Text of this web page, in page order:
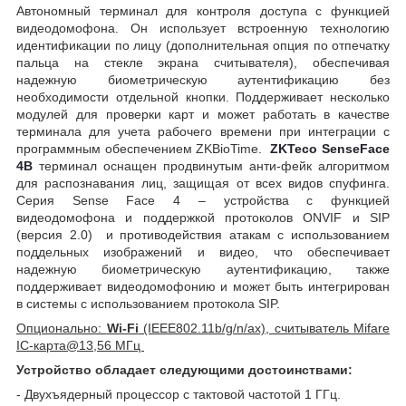
Автономный терминал для контроля доступа с функцией
видеодомофона. Он использует встроенную технологию
идентификации по лицу (дополнительная опция по отпечатку
пальца на стекле экрана считывателя), обеспечивая
надежную биометрическую аутентификацию без
необходимости отдельной кнопки. Поддерживает несколько
модулей для проверки карт и может работать в качестве
терминала для учета рабочего времени при интеграции с
программным обеспечением ZKBioTime.ZKTeco SenseFace
4B терминал оснащен продвинутым анти-фейк алгоритмом
для распознавания лиц, защищая от всех видов спуфинга.
Серия Sense Face 4 – устройства с функцией
видеодомофона и поддержкой протоколов ONVIF и SIP
(версия 2.0) и противодействия атакам с использованием
поддельных изображений и видео, что обеспечивает
надежную биометрическую аутентификацию, также
поддерживает видеодомофонию и может быть интегрирован
в системы с использованием протокола SIP.
Опционально: Wi-Fi (IEEE802.11b/g/n/ax), считыватель Mifare
IC-карта@13,56 МГц
Устройство обладает следующими достоинствами:
- Двухъядерный процессор с тактовой частотой 1 ГГц.